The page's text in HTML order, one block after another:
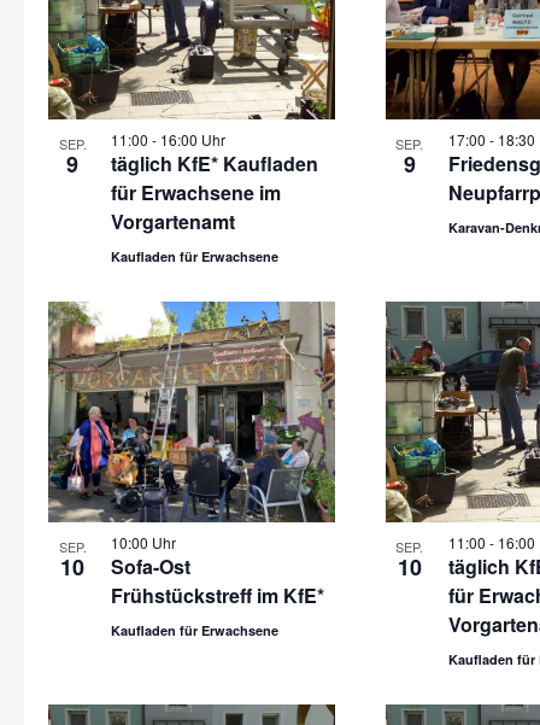
SEP.
9
11:00 - 16:00 Uhr
täglich KfE* Kaufladen
für Erwachsene im
Vorgartenamt
Kaufladen für Erwachsene
SEP.
9
17:00 - 18:30
Karavan-
SEP.
10
10:00 Uhr
Sofa-Ost
Frühstückstreff im KfE*
Kaufladen für Erwachsene
SEP.
10
11:00 - 16:00
täglich
für
Kaufladen für